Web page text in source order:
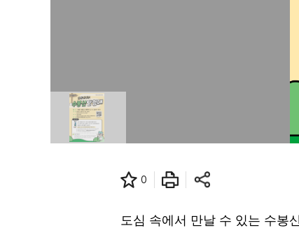
0
도심 속에서 만날 수 있는 수봉